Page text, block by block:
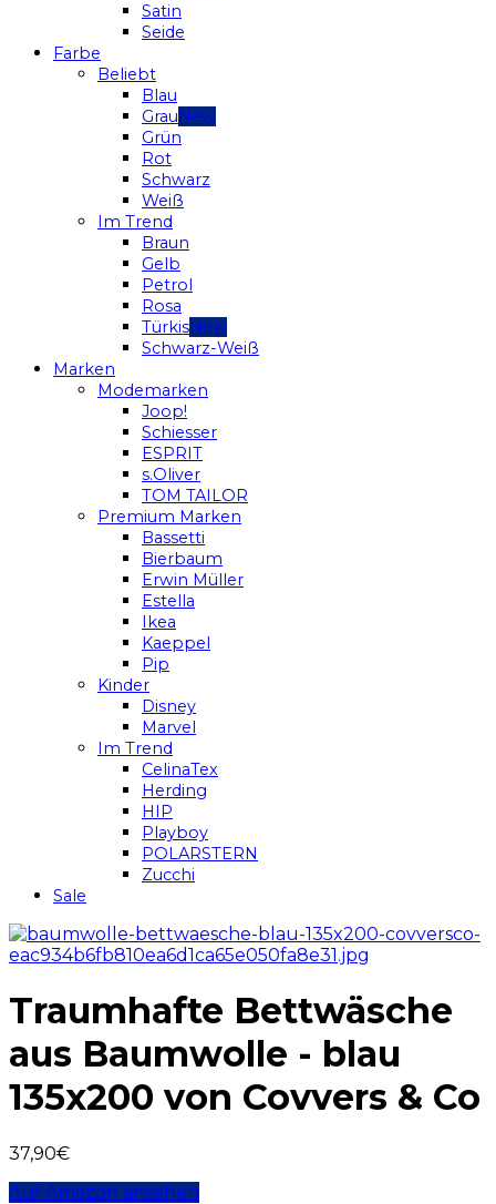
Satin
Seide
Farbe
Beliebt
Blau
Grau
Grün
Rot
Schwarz
Weiß
Im Trend
Braun
Gelb
Petrol
Rosa
Türkis
Schwarz-Weiß
Marken
Modemarken
Joop!
Schiesser
ESPRIT
s.Oliver
TOM TAILOR
Premium Marken
Bassetti
Bierbaum
Erwin Müller
Estella
Ikea
Kaeppel
Pip
Kinder
Disney
Marvel
Im Trend
CelinaTex
Herding
HIP
Playboy
POLARSTERN
Zucchi
Sale
Traumhafte Bettwäsche
aus Baumwolle - blau
135x200 von Covvers & Co
37,90€
Auf Amazon ansehen